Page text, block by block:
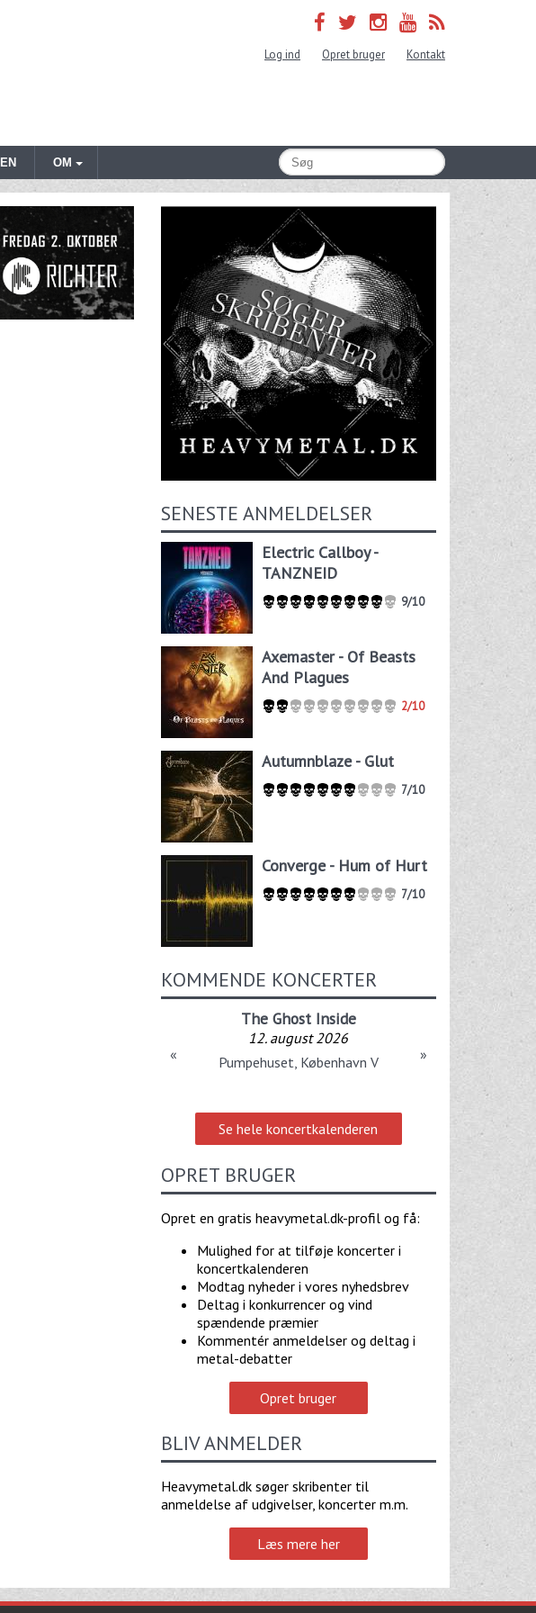
Log ind Opret bruger Kontakt
OM
SENESTE ANMELDELSER
Electric Callboy -
TANZNEID
9/10
Axemaster - Of Beasts
And Plagues
2/10
Autumnblaze - Glut
7/10
Converge - Hum of Hurt
7/10
KOMMENDE KONCERTER
The Ghost Inside
12. august 2026
Pumpehuset, København V
« »
Se hele koncertkalenderen
OPRET BRUGER
Opret en gratis heavymetal.dk-profil og få:
Mulighed for at tilføje koncerter i
koncertkalenderen
Modtag nyheder i vores nyhedsbrev
Deltag i konkurrencer og vind
spændende præmier
Kommentér anmeldelser og deltag i
metal-debatter
Opret bruger
BLIV ANMELDER
Heavymetal.dk søger skribenter til
anmeldelse af udgivelser, koncerter m.m.
Læs mere her